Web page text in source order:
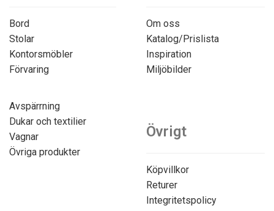
Bord
Stolar
Kontorsmöbler
Förvaring
Avspärrning
Dukar och textilier
Vagnar
Övriga produkter
Om oss
Katalog/Prislista
Inspiration
Miljöbilder
Övrigt
Köpvillkor
Returer
Integritetspolicy